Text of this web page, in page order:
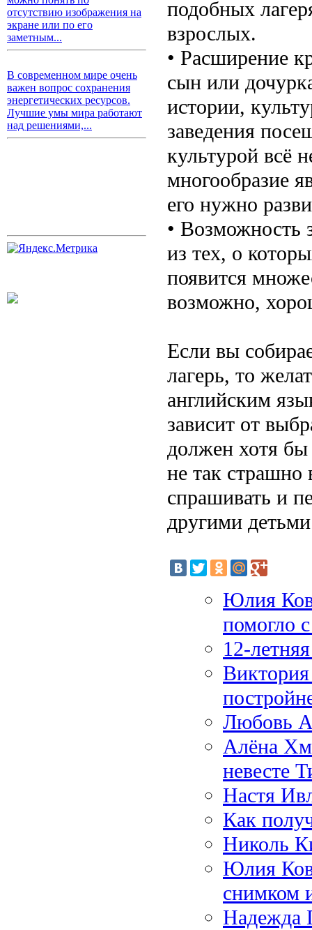
отсутствию изображения на
экране или по его
заметным...
В современном мире очень
важен вопрос сохранения
энергетических ресурсов.
Лучшие умы мира работают
над решениями,...
подобных
взрослых.
• Расширение
сын или
истории,
заведения
культурой всё
многообразие
его нужно
• Возможность
из тех, о
появится
возможно,
Если вы
лагерь, то
английским
зависит от
должен хотя
не так страшно
спрашивать и
другими
Юлия
помогло
12-
Виктория
Любовь
Алёна
невесте
Настя
Как
Николь
Юлия
снимком
Надежда